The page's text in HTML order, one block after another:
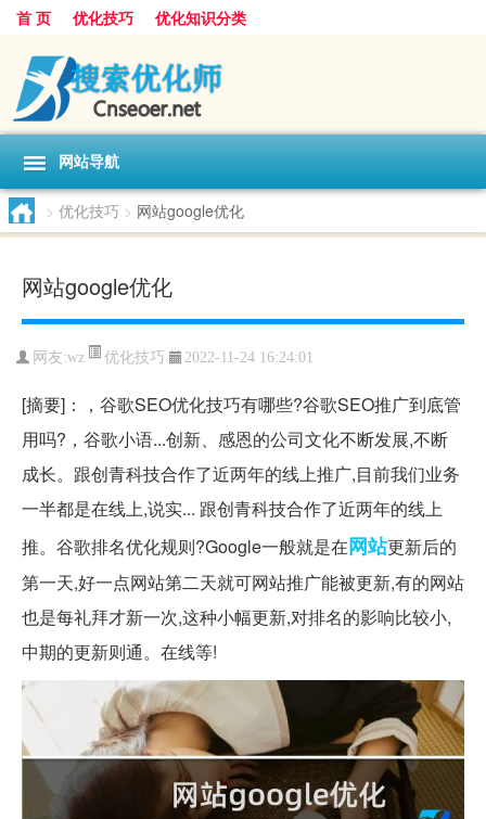
首 页 优化技巧 优化知识分类
网站导航
> 优化技巧 > 网站google优化
网站google优化
网友:wz 优化技巧 2022-11-24 16:24:01
[摘要]：，谷歌SEO优化技巧有哪些?谷歌SEO推广到底管
用吗?，谷歌小语...创新、感恩的公司文化不断发展,不断
成长。跟创青科技合作了近两年的线上推广,目前我们业务
一半都是在线上,说实... 跟创青科技合作了近两年的线上
推。谷歌排名优化规则?Google一般就是在网站更新后的
第一天,好一点网站第二天就可网站推广能被更新,有的网站
也是每礼拜才新一次,这种小幅更新,对排名的影响比较小,
中期的更新则通。在线等!